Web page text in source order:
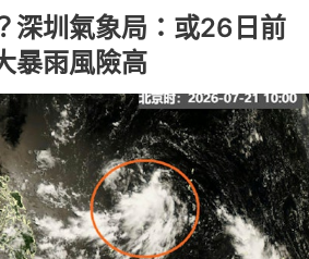
深圳氣象局：或26日前
雨風險高